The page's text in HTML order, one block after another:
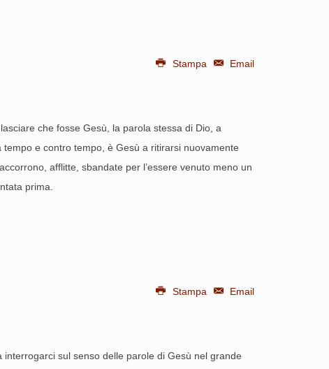
Stampa Email
che fosse Gesù, la parola stessa di Dio, a
e contro tempo, è Gesù a ritirarsi nuovamente
afflitte, sbandate per l’essere venuto meno un
prima.
Stampa Email
sul senso delle parole di Gesù nel grande